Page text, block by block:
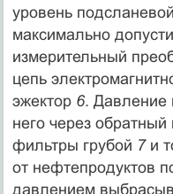
уровень
максимально
измерительный
цепь
эжектор 6. Давление
него через обратный
фильтры грубой 7и
от нефтепродуктов
давлением